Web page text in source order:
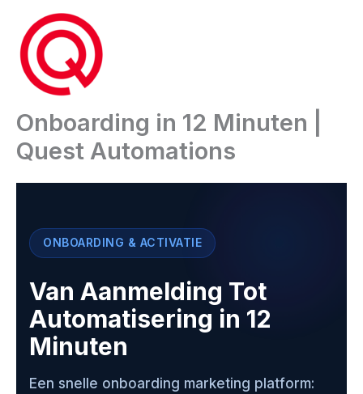
inhoud
Onboarding in 12 Minuten |
Quest Automations
ONBOARDING & ACTIVATIE
Van Aanmelding Tot
Automatisering in 12
Minuten
Een snelle onboarding marketing platform: